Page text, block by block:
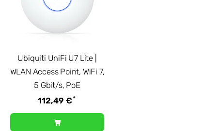
Ubiquiti UniFi U7 Lite |
WLAN Access Point, WiFi 7,
5 Gbit/s, PoE
112,49 €*